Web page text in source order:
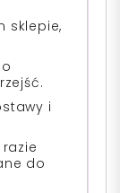
sklepie,
i
do